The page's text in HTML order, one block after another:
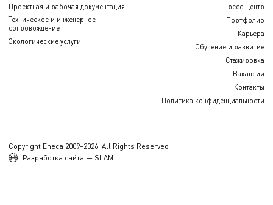
Проектная и рабочая документация
Техническое и инженерное
сопровождение
Экологические услуги
Пресс-центр
Портфолио
Карьера
Обучение и развитие
Стажировка
Вакансии
Контакты
Политика конфиденциальности
Copyright Eneca 2009–2026, All Rights Reserved
Разработка сайта — SLAM